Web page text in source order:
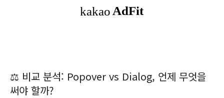
⚖️ 비교 분석: Popover vs Dialog, 언제 무엇을
써야 할까?